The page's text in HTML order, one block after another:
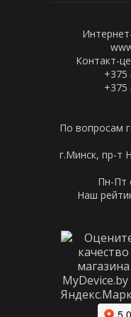
Контакт-
+375
+375
По вопросам
г.Минск, пр-т
Пн-Пт
Наш